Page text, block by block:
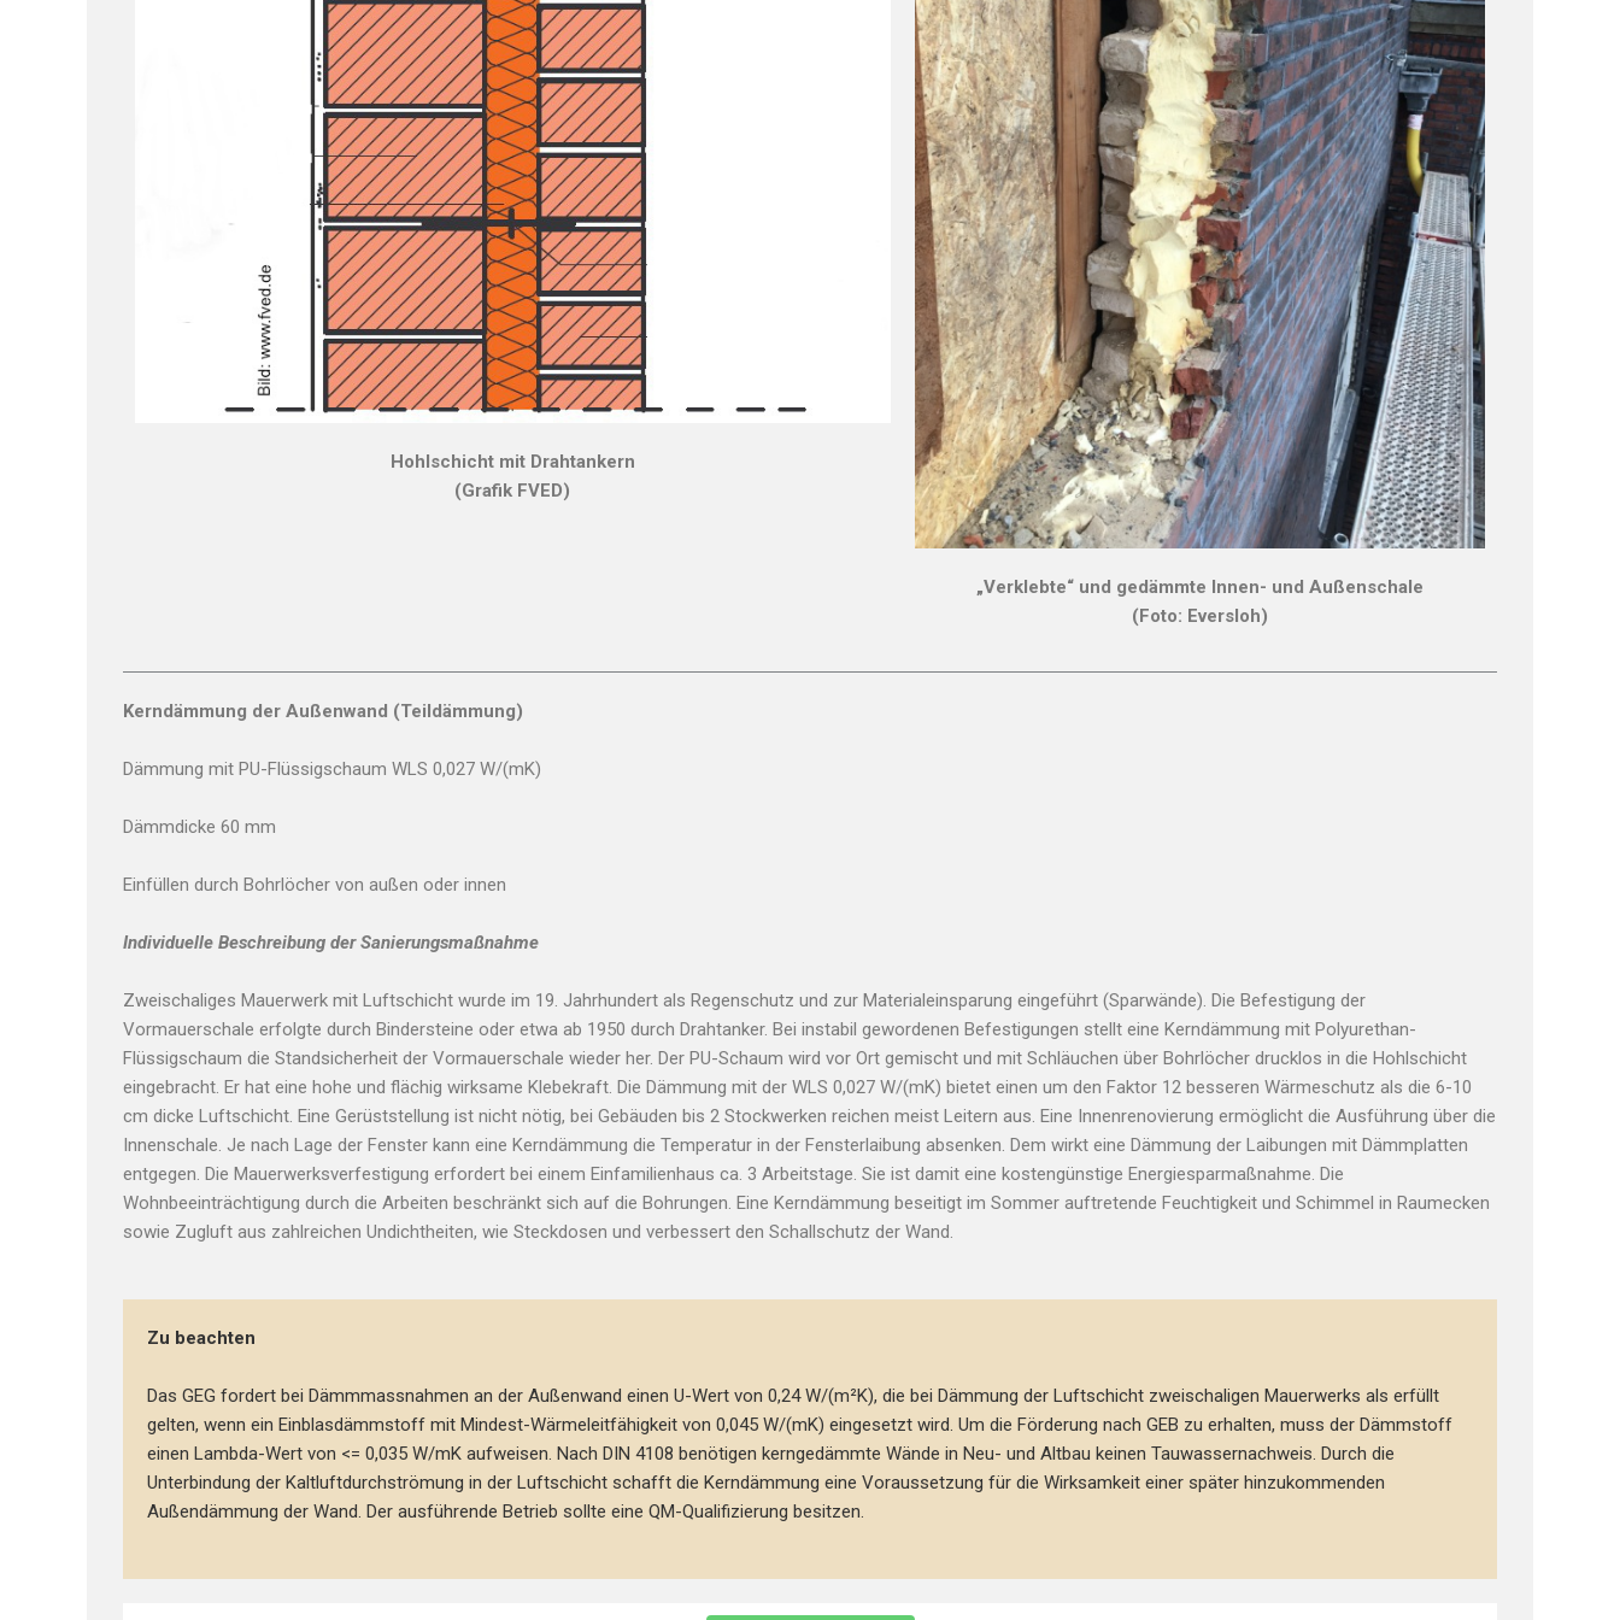
Hohlschicht mit Drahtankern
(Grafik FVED)
„Verklebte“ und gedämmte Innen- und Außenschale
(Foto: Eversloh)
Kerndämmung der Außenwand (Teildämmung)
Dämmung mit PU-Flüssigschaum WLS 0,027 W/(mK)
Dämmdicke 60 mm
Einfüllen durch Bohrlöcher von außen oder innen
Individuelle Beschreibung der Sanierungsmaßnahme
Zweischaliges Mauerwerk mit Luftschicht wurde im 19. Jahrhundert als Regenschutz und zur Materialeinsparung eingeführt (Sparwände). Die Befestigung der
Vormauerschale erfolgte durch Bindersteine oder etwa ab 1950 durch Drahtanker. Bei instabil gewordenen Befestigungen stellt eine Kerndämmung mit Polyurethan-
Flüssigschaum die Standsicherheit der Vormauerschale wieder her. Der PU-Schaum wird vor Ort gemischt und mit Schläuchen über Bohrlöcher drucklos in die Hohlschicht
eingebracht. Er hat eine hohe und flächig wirksame Klebekraft. Die Dämmung mit der WLS 0,027 W/(mK) bietet einen um den Faktor 12 besseren Wärmeschutz als die 6-10
cm dicke Luftschicht. Eine Gerüststellung ist nicht nötig, bei Gebäuden bis 2 Stockwerken reichen meist Leitern aus. Eine Innenrenovierung ermöglicht die Ausführung über die
Innenschale. Je nach Lage der Fenster kann eine Kerndämmung die Temperatur in der Fensterlaibung absenken. Dem wirkt eine Dämmung der Laibungen mit Dämmplatten
entgegen. Die Mauerwerksverfestigung erfordert bei einem Einfamilienhaus ca. 3 Arbeitstage. Sie ist damit eine kostengünstige Energiesparmaßnahme. Die
Wohnbeeinträchtigung durch die Arbeiten beschränkt sich auf die Bohrungen. Eine Kerndämmung beseitigt im Sommer auftretende Feuchtigkeit und Schimmel in Raumecken
sowie Zugluft aus zahlreichen Undichtheiten, wie Steckdosen und verbessert den Schallschutz der Wand.
Zu beachten
Das GEG fordert bei Dämmmassnahmen an der Außenwand einen U-Wert von 0,24 W/(m²K), die bei Dämmung der Luftschicht zweischaligen Mauerwerks als erfüllt
gelten, wenn ein Einblasdämmstoff mit Mindest-Wärmeleitfähigkeit von 0,045 W/(mK) eingesetzt wird. Um die Förderung nach GEB zu erhalten, muss der Dämmstoff
einen Lambda-Wert von <= 0,035 W/mK aufweisen. Nach DIN 4108 benötigen kerngedämmte Wände in Neu- und Altbau keinen Tauwassernachweis. Durch die
Unterbindung der Kaltluftdurchströmung in der Luftschicht schafft die Kerndämmung eine Voraussetzung für die Wirksamkeit einer später hinzukommenden
Außendämmung der Wand. Der ausführende Betrieb sollte eine QM-Qualifizierung besitzen.